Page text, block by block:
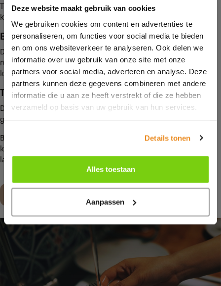
Deze website maakt gebruik van cookies
We gebruiken cookies om content en advertenties te
personaliseren, om functies voor social media te bieden
en om ons websiteverkeer te analyseren. Ook delen we
informatie over uw gebruik van onze site met onze
partners voor social media, adverteren en analyse. Deze
partners kunnen deze gegevens combineren met andere
informatie die u aan ze heeft verstrekt of die ze hebben
verzameld op basis van uw gebruik van hun services.
Details tonen
Alles toestaan
Aanpassen
Tegenwoordig behoort een aparte kraan of “Quooker” voor
kokend water ook tot de mogelijkheden.
Eengreepskraan
De eengreepskraan komt goed van pas in een keuken waar de
ruimte beperkt is. Met één greep controleer je het warme én
koude water.
Tweegreepskraan
De tweegreepskraan komt het meest voor en heeft aparte
grepen voor warm en koud water.
Ben je benieuwd naar alle mogelijkheden voor gootstenen en
kranen in jouw keuken? Neem dan contact met ons op of kom
langs in onzeshowroom.